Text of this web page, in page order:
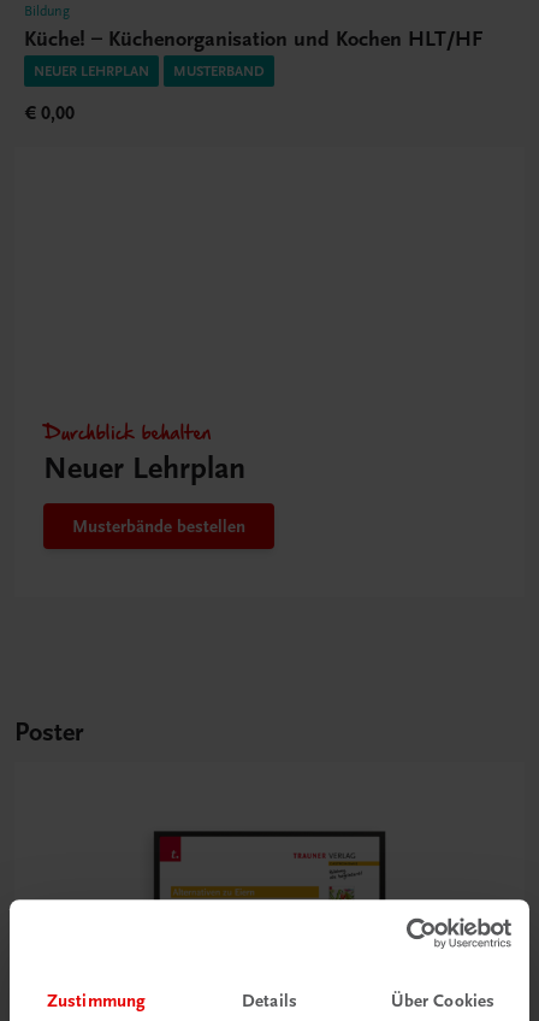
Zustimmung Details Über Cookies
Bildung
Küche! – Küchenorganisation und Kochen HLT/HF
NEUER LEHRPLAN MUSTERBAND
€ 0,00
Durchblick behalten
Neuer Lehrplan
Musterbände bestellen
Poster